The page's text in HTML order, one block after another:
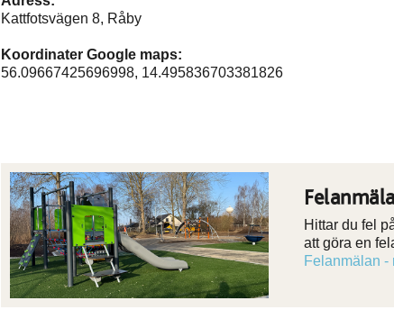
Kattfotsvägen 8, Råby
Koordinater Google maps:
56.09667425696998, 14.495836703381826
Hittar du fel
att göra en
Felanmälan -